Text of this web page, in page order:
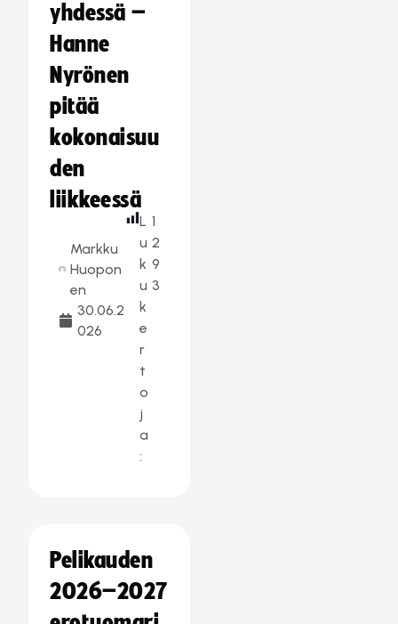
yhdessä –
Hanne
Nyrönen
pitää
kokonaisuu
den
liikkeessä
Markku
Huopon
en
30.06.2
026
L
u
k
u
k
e
r
t
o
j
a
:
1
2
9
3
Pelikauden
2026–2027